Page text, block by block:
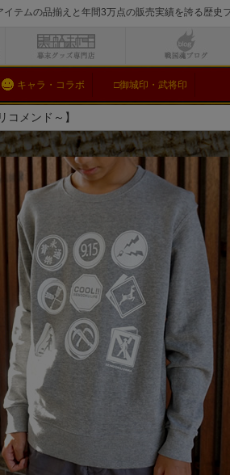
テムの品揃えと年間3万点の販売実績を誇る歴史
キャラ・コラボ □御城印・武将印
メンド～】